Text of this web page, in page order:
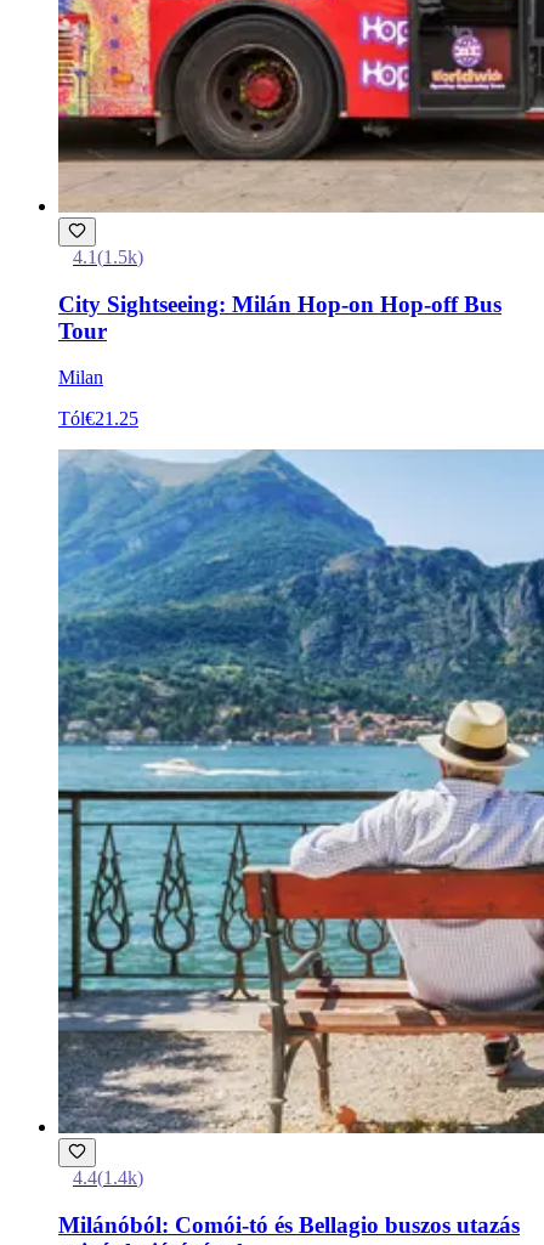
4.1(1.5k)
City Sightseeing: Milán Hop-on Hop-off Bus
Tour
Milan
Tól€21.25
4.4(1.4k)
Milánóból: Comói-tó és Bellagio buszos utazás